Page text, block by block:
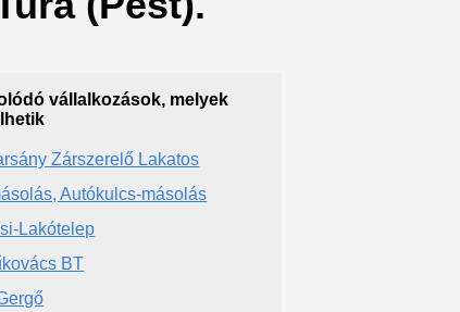
vállalkozások, melyek
Zárszerelő Lakatos
Autókulcs-másolás
Lakótelep
BT